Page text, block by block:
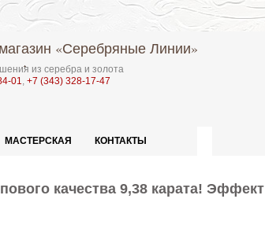
«Серебряные Линии»
из серебра и золота
01, +7 (343) 328-17-47
МАСТЕРСКАЯ КОНТАКТЫ
качества 9,38 карата! Эффект